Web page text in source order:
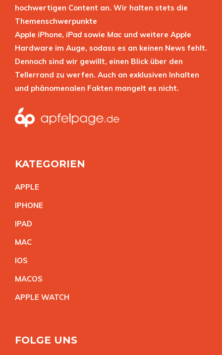
hochwertigen Content an. Wir halten stets die
Themenschwerpunkte
Apple iPhone, iPad sowie Mac und weitere Apple
Hardware im Auge, sodass es an keinen News fehlt.
Dennoch sind wir gewillt, einen Blick über den
Tellerrand zu werfen. Auch an exklusiven Inhalten
und phänomenalen Fakten mangelt es nicht.
KATEGORIEN
APPLE
IPHONE
IPAD
MAC
IOS
MACOS
APPLE WATCH
FOLGE UNS